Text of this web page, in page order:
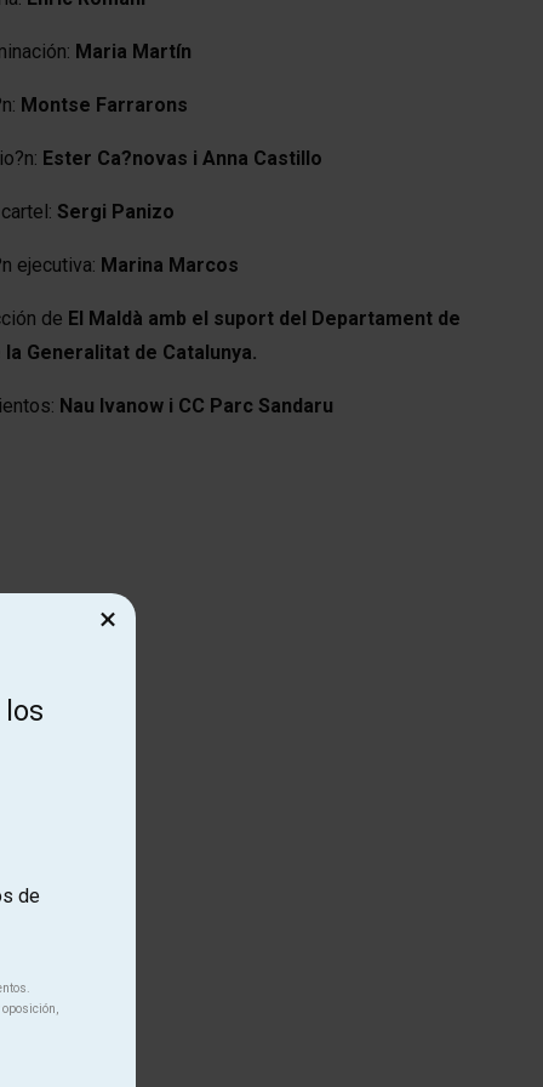
Maria Martín
Montse Farrarons
Ester Ca?novas i Anna Castillo
Sergi Panizo
ejecutiva: Marina Marcos
de El Maldà amb el suport del Departament de
la Generalitat de Catalunya.
Nau Ivanow i CC Parc Sandaru
de
×